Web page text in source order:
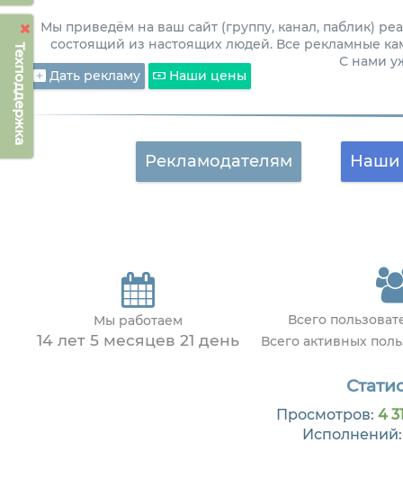
Техподдержка
Мы приведём на ваш сайт (группу, канал, паблик)
состоящий из настоящих людей. Все рекламные
С нами
Дать рекламу
Наши цены
Рекламодателям Наши
Мы работаем
14 лет 5 месяцев 21 день
Всего
Всего активных
Просмотров: 4